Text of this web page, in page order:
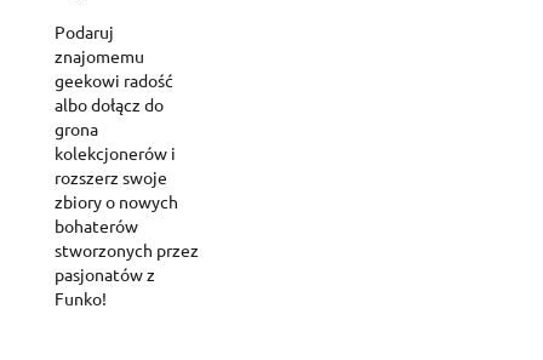
Podaruj
znajomemu
geekowi radość
albo dołącz do
grona
kolekcjonerów i
rozszerz swoje
zbiory o nowych
bohaterów
stworzonych przez
pasjonatów z
Funko!